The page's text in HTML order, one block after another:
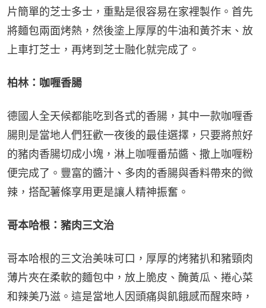
片簡單的芝士多士，重點是很容易在家裡製作。首先
將麵包兩面烤熱，然後塗上厚厚的牛油和黃芥末、放
上車打芝士，再烤到芝士融化就完成了。
柏林：咖喱香腸
德國人全天候都能吃到各式的香腸，其中一款咖喱香
腸則是當地人們狂歡一夜後的最佳選擇，只要將煎好
的豬肉香腸切成小塊，淋上咖喱番茄醬、撒上咖喱粉
便完成了。豐富的醬汁、多肉的香腸與香料帶來的微
辣，搭配薯條享用更是讓人精神振奮。
哥本哈根：豬肉三文治
哥本哈根的三文治美味可口，厚厚的烤豬扒和豬頸肉
薄片夾在柔軟的麵包中，放上脆皮、醃黃瓜、捲心菜
和辣美乃滋。這是當地人因頭痛與飢餓感而醒來時，